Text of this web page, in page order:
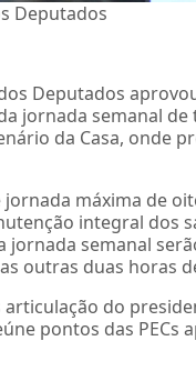
Deputados
Deputados
jornada semanal
da Casa, onde
máxima de
integral dos
semanal
outras duas horas
do
pontos das PECs